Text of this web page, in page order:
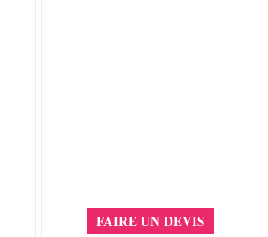
FAIRE UN DEVIS